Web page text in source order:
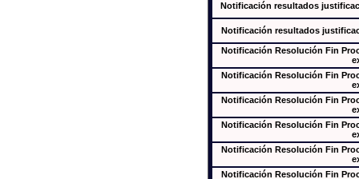
Notificación resultados
Notificación resultados
Notificación Resolución Fin
Notificación Resolución Fin
Notificación Resolución Fin
Notificación Resolución Fin
Notificación Resolución Fin
Notificación Resolución Fin